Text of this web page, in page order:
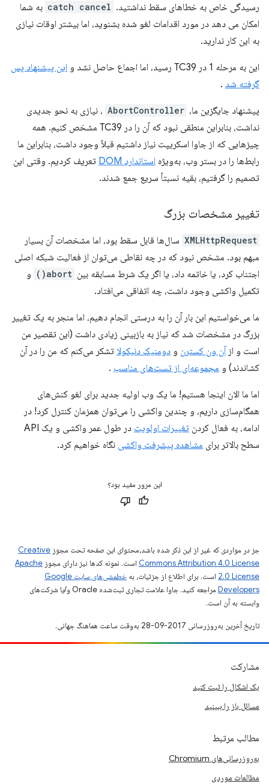
رسیدگی خاص به خطاهای سقط نداشتید. catch cancel به شما
امکان می دهد در مورد اقدامات لغو شده بشنوید، اما بیشتر اوقات نیازی
به این کار ندارید.
این به مرحله 1 در TC39 رسید، اما اجماع حاصل نشد و
این پیشنهاد پس
گرفته شد .
پیشنهاد جایگزین ما، AbortController ، نیازی به نحو جدیدی
نداشت، بنابراین منطقی نبود که آن را در TC39 مشخص کنیم. همه
چیزهایی که از جاوا اسکریپت نیاز داشتیم قبلاً وجود داشت، بنابراین ما
رابط‌ها را در بستر وب، به‌ویژه استاندارد DOM
تعریف کردیم. وقتی این
تصمیم را گرفتیم، بقیه نسبتاً سریع جمع شدند.
تغییر مشخصات بزرگ
XMLHttpRequest سال‌ها قابل سقط بود، اما مشخصات آن بسیار
مبهم بود. مشخص نبود که در چه نقاطی می‌توان از فعالیت شبکه اصلی
اجتناب کرد، یا خاتمه داد، یا اگر یک شرط مسابقه بین abort()
و
تکمیل واکشی وجود داشت، چه اتفاقی می‌افتاد.
ما می‌خواستیم این بار آن را به درستی انجام دهیم، اما منجر به یک تغییر
بزرگ در مشخصات شد که نیاز به بازبینی زیادی داشت (این تقصیر من
است و ازآن ون کسترن و دومنیک دنیکولا تشکر می‌کنم که من را در آن
کشاندند) و مجموعه‌ای از تست‌های مناسب .
اما ما الان اینجا هستیم! ما یک وب اولیه جدید برای لغو کنش‌های
همگام‌سازی داریم، و چندین واکشی را می‌توان همزمان کنترل کرد! در
ادامه، به فعال کردن تغییرات اولویت
در طول عمر واکشی و یک API
سطح بالاتر برای مشاهده پیشرفت واکشی نگاه خواهیم کرد.
این مرور مفید بود؟
جز در مواردی که غیر از این ذکر شده باشد،‌محتوای این صفحه تحت مجوز Creative
Commons Attribution 4.0 License است. نمونه کدها نیز دارای مجوز Apache
2.0 License است. برای اطلاع از جزئیات، به
خطمشی‌های سایت Google
Developers‏
مراجعه کنید. جاوا علامت تجاری ثبت‌شده Oracle و/یا شرکت‌های
وابسته به آن است.
تاریخ آخرین به‌روزرسانی 2017-09-28 به‌وقت ساعت هماهنگ جهانی.
مشارکت
یک اشکال را ثبت کنید
مسائل باز را ببینید
مطالب مرتبط
به‌روزرسانی‌های Chromium
مطالعات موردی